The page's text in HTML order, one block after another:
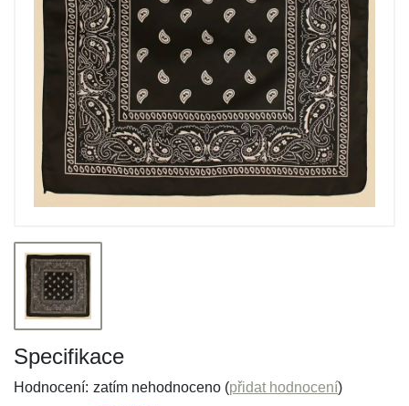
Specifikace
Hodnocení: zatím nehodnoceno (přidat hodnocení)